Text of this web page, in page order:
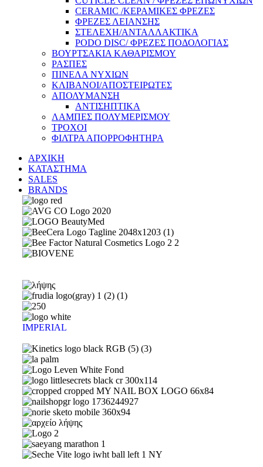
CERAMIC /ΚΕΡΑΜΙΚΕΣ ΦΡΕΖΕΣ
ΦΡΕΖΕΣ ΛΕΙΑΝΣΗΣ
ΣΤΕΛΕΧΗ/ΑΝΤΑΛΛΑΚΤΙΚΑ
PODO DISC/ ΦΡΕΖΕΣ ΠΟΔΟΛΟΓΙΑΣ
ΒΟΥΡΤΣΑΚΙΑ ΚΑΘΑΡΙΣΜΟΥ
ΡΑΣΠΕΣ
ΠΙΝΕΛΑ ΝΥΧΙΩΝ
ΚΛΙΒΑΝΟΙ/ΑΠΟΣΤΕΙΡΩΤΕΣ
ΑΠΟΛΥΜΑΝΣΗ
ΑΝΤΙΣΗΠΤΙΚΑ
ΛΑΜΠΕΣ ΠΟΛΥΜΕΡΙΣΜΟΥ
ΤΡΟΧΟΙ
ΦΙΛΤΡΑ ΑΠΟΡΡΟΦΗΤΗΡΑ
ΑΡΧΙΚΗ
ΚΑΤΑΣΤΗΜΑ
SALES
BRANDS
IMPERIAL